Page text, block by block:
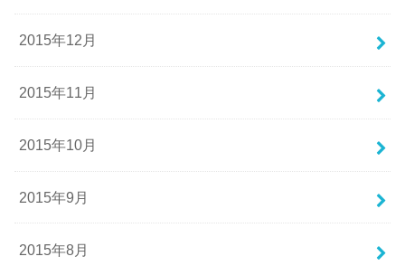
2015年12月
2015年11月
2015年10月
2015年9月
2015年8月